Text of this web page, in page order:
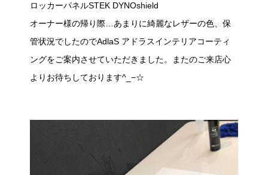
ロッカーパネルSTEK DYNOshield
オーナー様の帰り際…あまりに綺麗なレザーの色、保
管状況でしたのでAdlaS アドラスインテリアコーティ
ングをご案内させていただきました。またのご来店心
よりお待ちしております^_−☆